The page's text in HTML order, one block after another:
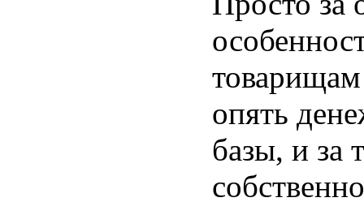
товарищам
опять
базы, и за